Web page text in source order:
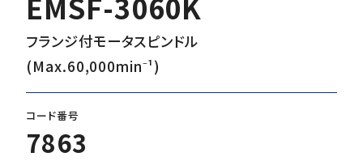
事例紹介
フランジ付モータスピンドル
(Max.60,000min⁻¹)
コード番号
7863